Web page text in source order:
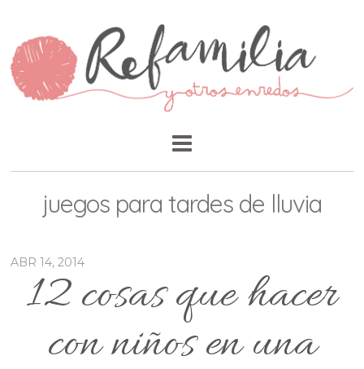
juegos para tardes de lluvia
ABR 14, 2014
12 cosas que hacer
con niños en una